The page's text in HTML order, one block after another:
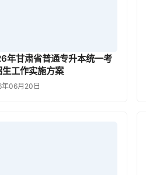
年甘肃省普通专升本统一考
生工作实施方案
06月20日